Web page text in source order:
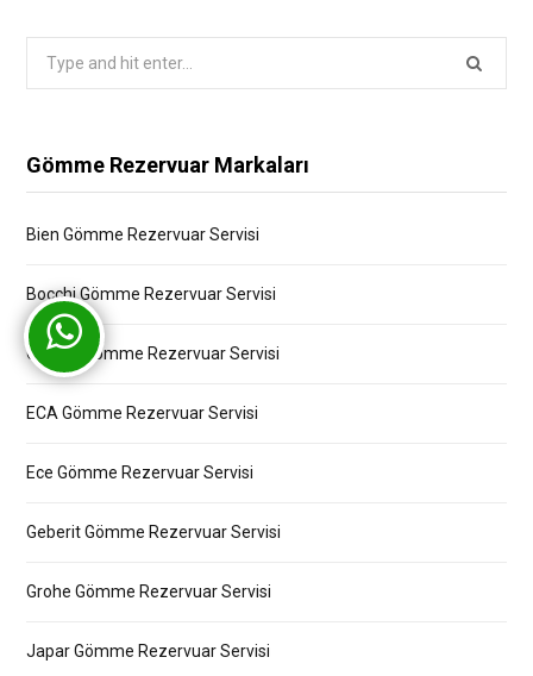
Gömme Rezervuar Markaları
Bien Gömme Rezervuar Servisi
Bocchi Gömme Rezervuar Servisi
Creavit Gömme Rezervuar Servisi
ECA Gömme Rezervuar Servisi
Ece Gömme Rezervuar Servisi
Geberit Gömme Rezervuar Servisi
Grohe Gömme Rezervuar Servisi
Japar Gömme Rezervuar Servisi